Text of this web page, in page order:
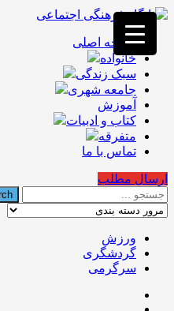
فصد
خون
غرب
تهران
خشکشویی
تصفیه
جرثقیل
برقی
طراحی
vip
امداد
باتری
صفحه اصلی
خانواده
سبک زندگی
جامعه شهری
آموزش
کتاب و ادبیات
متفرقه
تماس با ما
ارسال مطلب
ورزش
گردشگری
سرگرمی